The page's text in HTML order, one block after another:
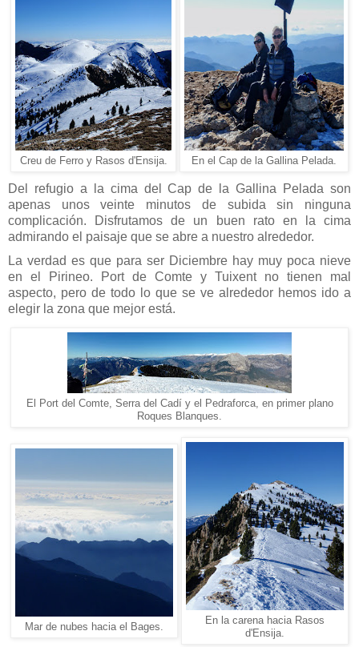
Creu de Ferro y Rasos d'Ensija. En el Cap de la Gallina Pelada.
Del refugio a la cima del Cap de la Gallina Pelada son
apenas unos veinte minutos de subida sin ninguna
complicación. Disfrutamos de un buen rato en la cima
admirando el paisaje que se abre a nuestro alrededor.
La verdad es que para ser Diciembre hay muy poca nieve
en el Pirineo. Port de Comte y Tuixent no tienen mal
aspecto, pero de todo lo que se ve alrededor hemos ido a
elegir la zona que mejor está.
El Port del Comte, Serra del Cadí y el Pedraforca, en primer plano
Roques Blanques.
Mar de nubes hacia el Bages.
En la carena hacia Rasos
d'Ensija.